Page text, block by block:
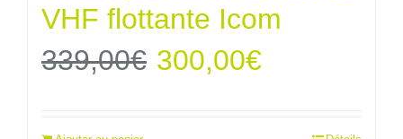
VHF flottante Icom
339,00€ Le
300,00€Le